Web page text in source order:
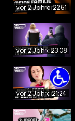
vor 2 Jahren22:51
vor 2 Jahren23:08
vor 2 Jahren21:24